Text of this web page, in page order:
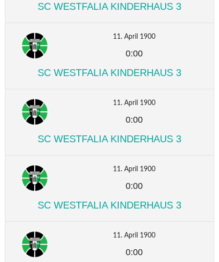
SC WESTFALIA KINDERHAUS 3
11. April 1900
0:00
SC WESTFALIA KINDERHAUS 3
11. April 1900
0:00
SC WESTFALIA KINDERHAUS 3
11. April 1900
0:00
SC WESTFALIA KINDERHAUS 3
11. April 1900
0:00